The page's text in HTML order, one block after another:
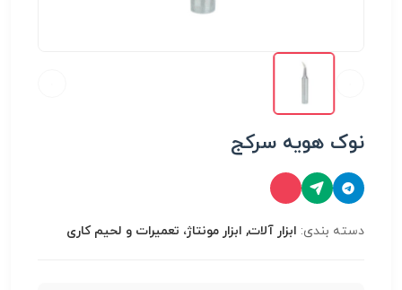
نوک هویه سرکج
دسته بندی: ابزار آلات, ابزار مونتاژ، تعميرات و لحیم کاری